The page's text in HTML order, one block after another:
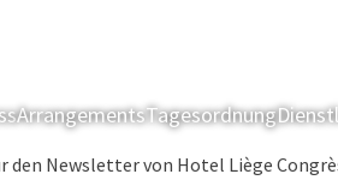
ArrangementsTagesordnung
den Newsletter von Hotel Liège